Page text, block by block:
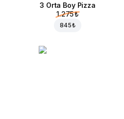
3 Orta Boy Pizza
1.275 ₺
845 ₺